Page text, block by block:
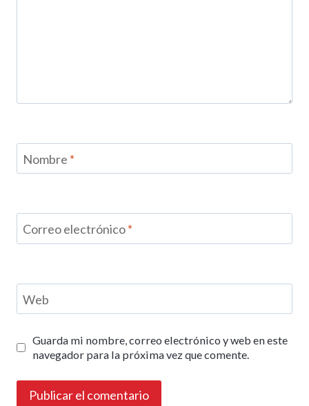
Nombre *
Correo electrónico*
Web
Guarda mi nombre, correo electrónico y web en este
navegador para la próxima vez que comente.